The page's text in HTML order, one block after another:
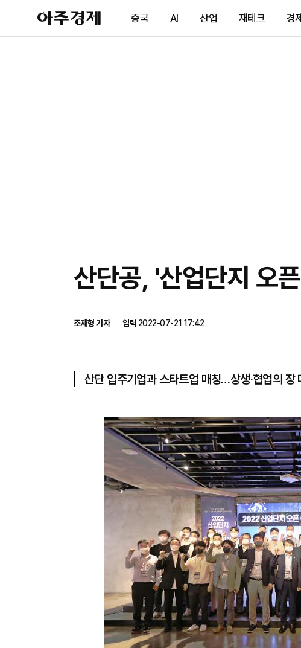
아
주
제
중국 AI 산업 재테크 경제
산단공, '산업단지 오
조재형 기자
입력 2022-07-21 17:42
산단 입주기업과 스타트업 매칭…상생·협업의 장